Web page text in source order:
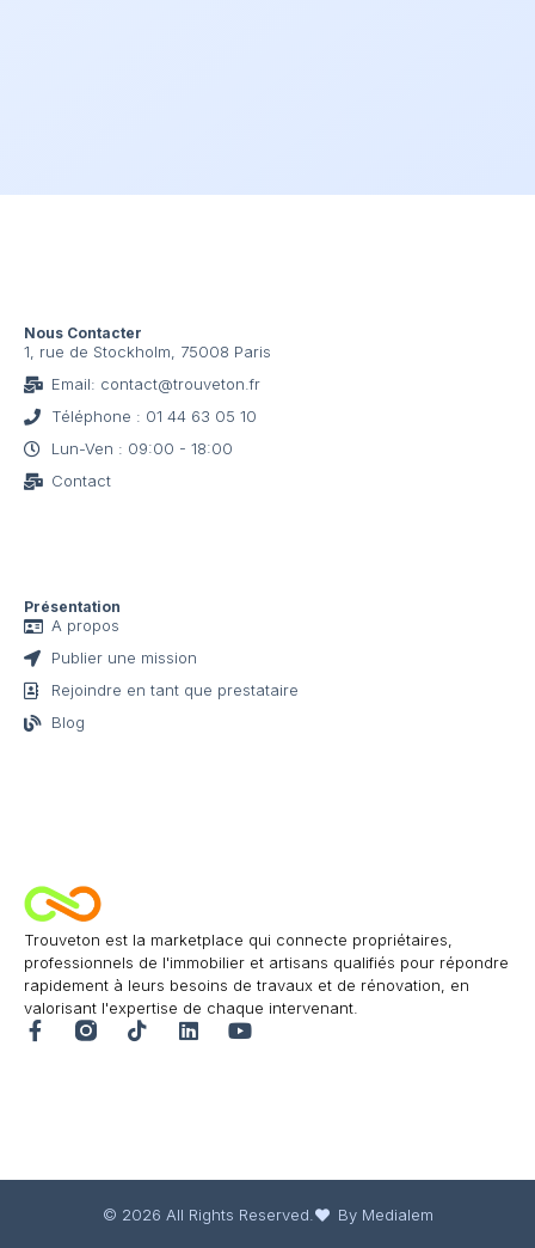
Trouveton est la marketplace qui connecte propriétaires,
professionnels de l'immobilier et artisans qualifiés pour répondre
rapidement à leurs besoins de travaux et de rénovation, en
valorisant l'expertise de chaque intervenant.
Présentation
A propos
Publier une mission
Rejoindre en tant que prestataire
Blog
Nous Contacter
1, rue de Stockholm, 75008 Paris
Email: contact@trouveton.fr
Téléphone : 01 44 63 05 10
Lun-Ven : 09:00 - 18:00
Contact
© 2026 All Rights Reserved. By Medialem